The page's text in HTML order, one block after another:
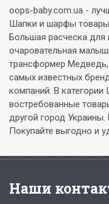
oops-baby.com.ua -
Шапки и шарфы товары
Большая расческа для
очаровательная
трансформер
самых известных
компаний. В
востребованные
другой город Украины.
Покупайте выгодно и
Наши